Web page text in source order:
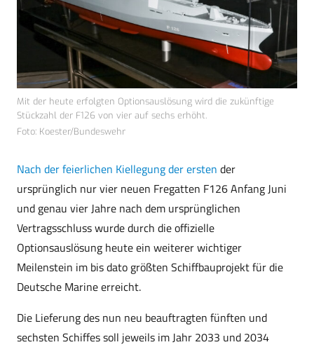
Mit der heute erfolgten Optionsauslösung wird die zukünftige
Stückzahl der F126 von vier auf sechs erhöht.
Foto: Koester/Bundeswehr
Nach der feierlichen Kiellegung der ersten der
ursprünglich nur vier neuen Fregatten F126 Anfang Juni
und genau vier Jahre nach dem ursprünglichen
Vertragsschluss wurde durch die offizielle
Optionsauslösung heute ein weiterer wichtiger
Meilenstein im bis dato größten Schiffbauprojekt für die
Deutsche Marine erreicht.
Die Lieferung des nun neu beauftragten fünften und
sechsten Schiffes soll jeweils im Jahr 2033 und 2034